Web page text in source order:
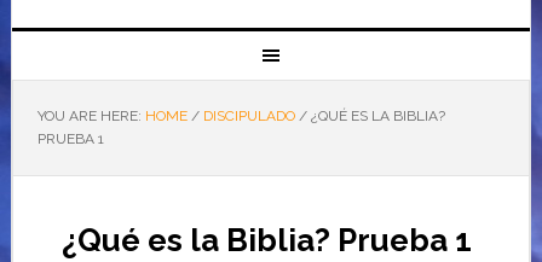
YOU ARE HERE: HOME / DISCIPULADO /¿QUÉ ES LA BIBLIA?
PRUEBA 1
¿Qué es la Biblia? Prueba 1